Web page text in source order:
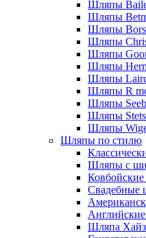
Шляпы
Шляпы
Шляпы
Шляпы
Шляпы
Шляпы
Шляпы
Шляпы R
Шляпы
Шляпы
Шляпы
Шляпы по стилю
Шляпы с
Свадебные
Шляпа